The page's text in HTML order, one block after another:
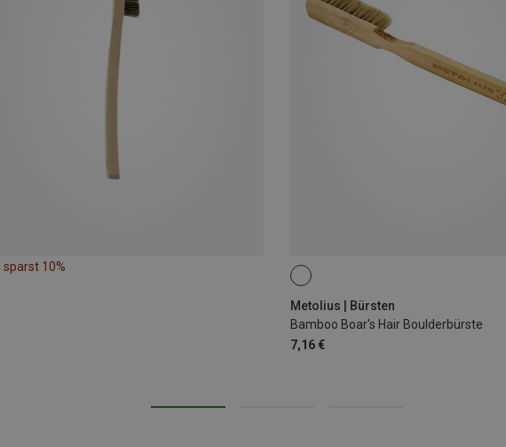
sparst 10%
Metolius | Bürsten
Bamboo Boar's Hair Boulderbürste
7,16 €